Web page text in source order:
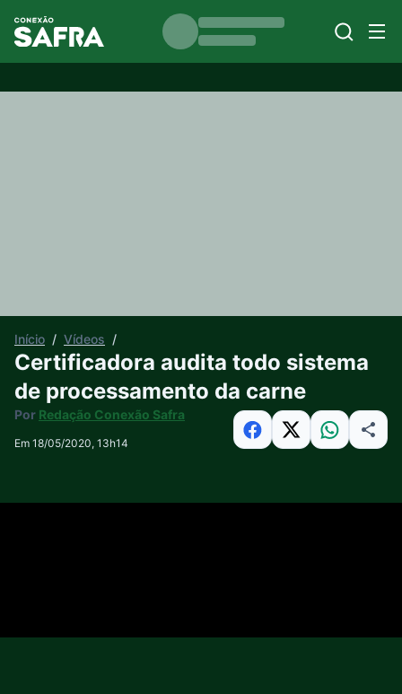
Início / Vídeos /
Certificadora audita todo sistema
de processamento da carne
Por Redação Conexão Safra
Em 18/05/2020, 13h14